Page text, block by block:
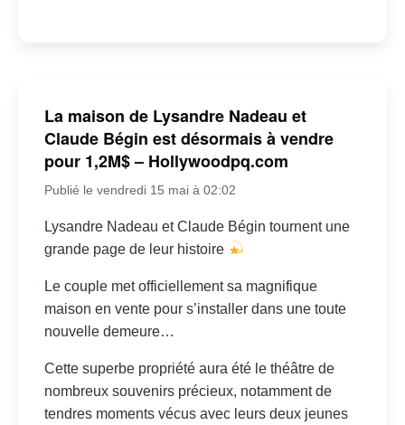
La maison de Lysandre Nadeau et
Claude Bégin est désormais à vendre
pour 1,2M$ – Hollywoodpq.com
Publié le vendredi 15 mai à 02:02
Lysandre Nadeau et Claude Bégin tournent une
grande page de leur histoire
Le couple met officiellement sa magnifique
maison en vente pour s’installer dans une toute
nouvelle demeure…
Cette superbe propriété aura été le théâtre de
nombreux souvenirs précieux, notamment de
tendres moments vécus avec leurs deux jeunes